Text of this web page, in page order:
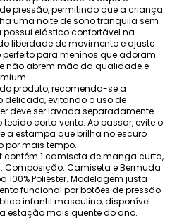
pressão, permitindo que a criança
uma noite de sono tranquila sem
possui elástico confortável na
liberdade de movimento e ajuste
perfeito para meninos que adoram
não abrem mão da qualidade e
produto, recomenda-se a
evitando o uso de
deve ser lavada separadamente
corta vento. Ao passar, evite o
a estampa que brilha no escuro
por mais tempo.
contém 1 camiseta de manga curta,
Composição: Camiseta e Bermuda
100% Poliéster. Modelagem justa
funcional por botões de pressão
infantil masculino, disponível
estação mais quente do ano.